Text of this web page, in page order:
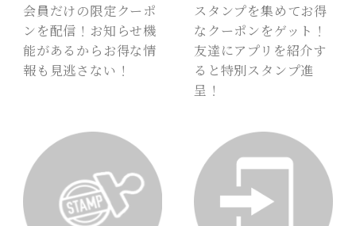
会員だけの限定クーポ
ンを配信！お知らせ機
能があるからお得な情
報も見逃さない！
スタンプを集めてお得
なクーポンをゲット！
友達にアプリを紹介す
ると特別スタンプ進
呈！